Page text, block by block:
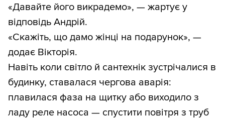
«Давайте його викрадемо», — жартує у
відповідь Андрій.
«Скажіть, що дамо жінці на подарунок», —
додає Вікторія.
Навіть коли світло й сантехнік зустрічалися в
будинку, ставалася чергова аварія:
плавилася фаза на щитку або виходило з
ладу реле насоса — спустити повітря з труб